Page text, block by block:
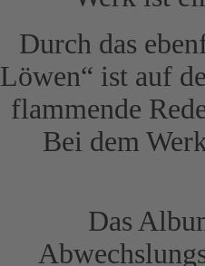
Durch das
Löwen“ ist auf
flammende
Bei dem
Das